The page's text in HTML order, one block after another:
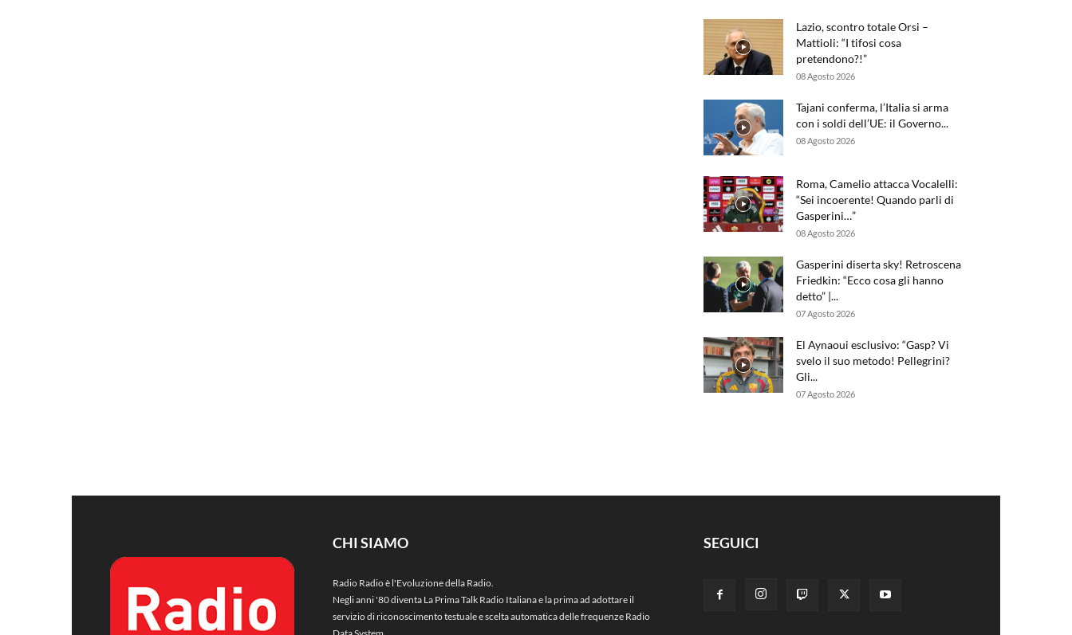
Lazio, scontro totale Orsi –
Mattioli: “I tifosi cosa
pretendono?!”
08 Agosto 2026
Tajani conferma, l’Italia si arma
con i soldi dell’UE: il Governo...
08 Agosto 2026
Roma, Camelio attacca Vocalelli:
“Sei incoerente! Quando parli di
Gasperini…”
08 Agosto 2026
Gasperini diserta sky! Retroscena
Friedkin: “Ecco cosa gli hanno
detto” |...
07 Agosto 2026
El Aynaoui esclusivo: “Gasp? Vi
svelo il suo metodo! Pellegrini?
Gli...
07 Agosto 2026
CHI SIAMO
Radio Radio è l'Evoluzione della Radio.
Negli anni '80 diventa La Prima Talk Radio Italiana e la prima ad adottare il
servizio di riconoscimento testuale e scelta automatica delle frequenze Radio
SEGUICI